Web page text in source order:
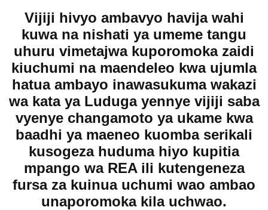
Vijiji hivyo ambavyo havija wahi
kuwa na nishati ya umeme tangu
uhuru vimetajwa kuporomoka zaidi
kiuchumi na maendeleo kwa ujumla
hatua ambayo inawasukuma wakazi
wa kata ya Luduga yennye vijiji saba
vyenye changamoto ya ukame kwa
baadhi ya maeneo kuomba serikali
kusogeza huduma hiyo kupitia
mpango wa REA ili kutengeneza
fursa za kuinua uchumi wao ambao
unaporomoka kila uchwao.